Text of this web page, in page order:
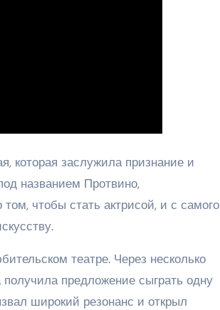
которая заслужила признание и
названием Протвино,
чтобы стать актрисой, и с самого
театре. Через несколько
предложение сыграть одну
широкий резонанс и открыл